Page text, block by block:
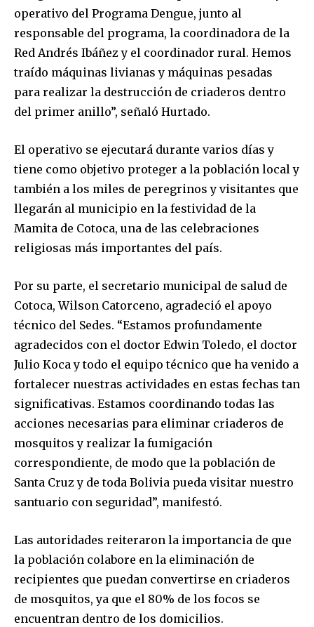
Join our community of
SUBSCRIBERS and be part of the
To subscribe, simply enter your email address on our website
or click the subscribe button below. Don't worry, we respect
your privacy and won't spam your inbox. Your information is
safe with us.
operativo del Programa Dengue, junto al
responsable del programa, la coordinadora de la
Red Andrés Ibáñez y el coordinador rural. Hemos
traído máquinas livianas y máquinas pesadas
para realizar la destrucción de criaderos dentro
del primer anillo”, señaló Hurtado.
El operativo se ejecutará durante varios días y
tiene como objetivo proteger a la población local y
también a los miles de peregrinos y visitantes que
llegarán al municipio en la festividad de la
Mamita de Cotoca, una de las celebraciones
religiosas más importantes del país.
Por su parte, el secretario municipal de salud de
Cotoca, Wilson Catorceno, agradeció el apoyo
técnico del Sedes. “Estamos profundamente
agradecidos con el doctor Edwin Toledo, el doctor
Julio Koca y todo el equipo técnico que ha venido a
fortalecer nuestras actividades en estas fechas tan
significativas. Estamos coordinando todas las
acciones necesarias para eliminar criaderos de
mosquitos y realizar la fumigación
correspondiente, de modo que la población de
Santa Cruz y de toda Bolivia pueda visitar nuestro
santuario con seguridad”, manifestó.
Las autoridades reiteraron la importancia de que
la población colabore en la eliminación de
recipientes que puedan convertirse en criaderos
de mosquitos, ya que el 80% de los focos se
encuentran dentro de los domicilios.